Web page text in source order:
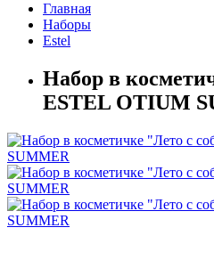
Главная
Наборы
Estel
Набор в
ESTEL OTIUM